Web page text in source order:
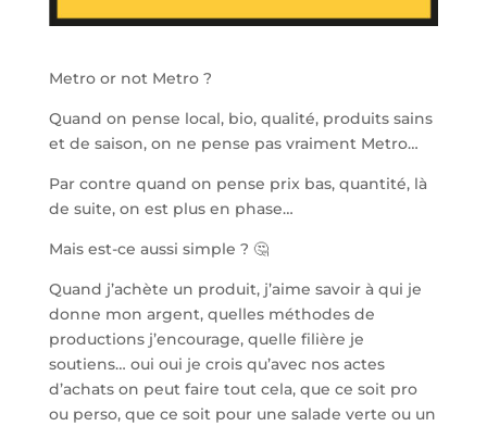
Metro or not Metro ?
Quand on pense local, bio, qualité, produits sains
et de saison, on ne pense pas vraiment Metro…
Par contre quand on pense prix bas, quantité, là
de suite, on est plus en phase…
Mais est-ce aussi simple ? 🤔
Quand j’achète un produit, j’aime savoir à qui je
donne mon argent, quelles méthodes de
productions j’encourage, quelle filière je
soutiens… oui oui je crois qu’avec nos actes
d’achats on peut faire tout cela, que ce soit pro
ou perso, que ce soit pour une salade verte ou un